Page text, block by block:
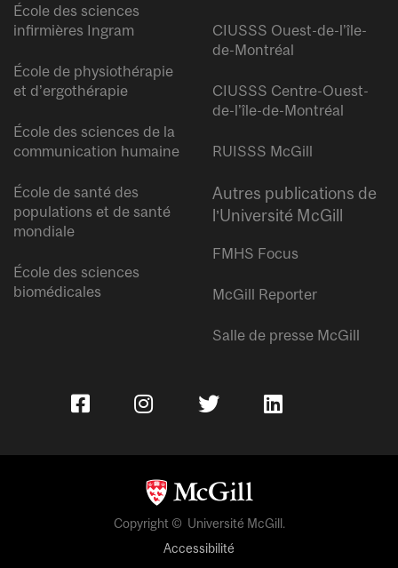
École des sciences
infirmières Ingram
École de physiothérapie
et d’ergothérapie
École des sciences de la
communication humaine
École de santé des
populations et de santé
mondiale
École des sciences
biomédicales
CIUSSS Ouest-de-l’île-
de-Montréal
CIUSSS Centre-Ouest-
de-l’île-de-Montréal
RUISSS McGill
Autres publications de
l’Université McGill
FMHS Focus
McGill Reporter
Salle de presse McGill
Copyright © Université McGill.
Accessibilité